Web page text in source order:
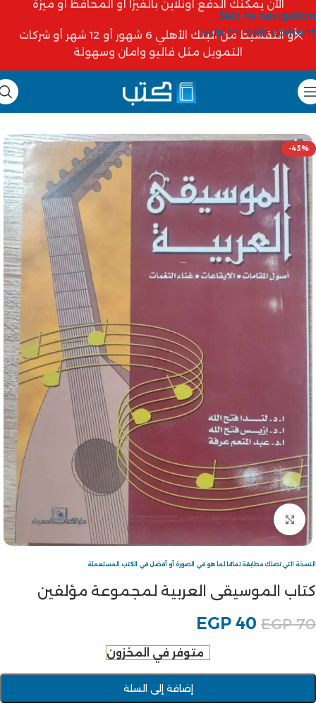
Skip to navigation
Skip to main content
الآن يمكنك الدفع أونلاين بالفيزا أو المحافظ أو ميزة
أو التقسيط من البنك الأهلي 6 شهور أو 12 شهر أو شركات
التمويل مثل فاليو وامان وسهولة
-43%
Click to enlarge
النسخة التي تصلك مطابقة تمامًا لما هو في الصورة أو أفضل في الكتب المستعملة.
كتاب الموسيقى العربية لمجموعة مؤلفين
EGP70
EGP 40
متوفر في المخزون
إضافة إلى السلة